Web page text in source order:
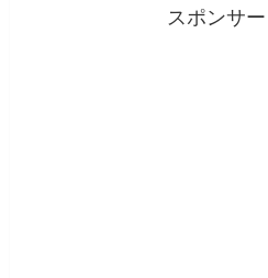
スポンサ